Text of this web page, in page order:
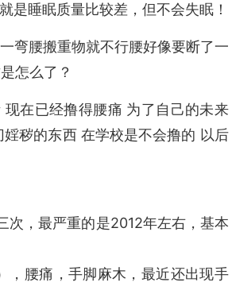
是睡眠质量比较差，但不会失眠！
弯腰搬重物就不行腰好像要断了一
怎么了？
在已经撸得腰痛 为了自己的未来
秽的东西 在学校是不会撸的 以后
次，最严重的是2012年左右，基本
，腰痛，手脚麻木，最近还出现手